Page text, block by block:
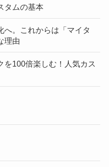
タムの基本
へ。これからは「マイタ
理由
を100倍楽しむ！人気カス